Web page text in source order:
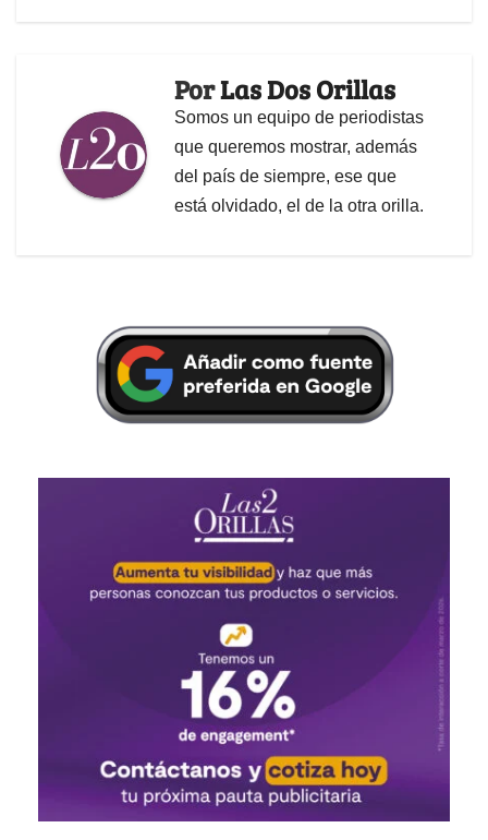
PorLas Dos Orillas
Somos un equipo de periodistas
que queremos mostrar, además
del país de siempre, ese que
está olvidado, el de la otra orilla.